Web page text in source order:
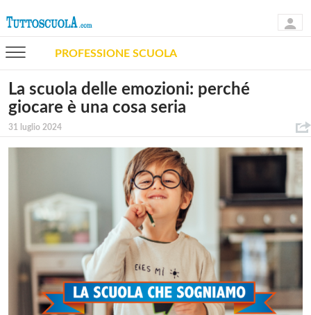
PROFESSIONE SCUOLA
La scuola delle emozioni: perché
giocare è una cosa seria
31 luglio 2024